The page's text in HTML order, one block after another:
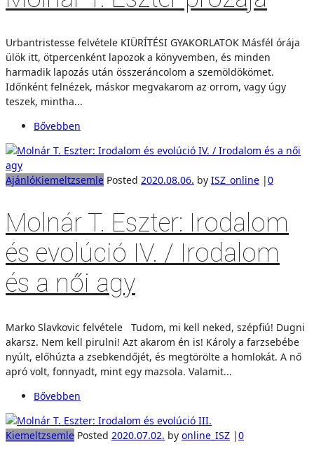
Urbantristesse felvétele KIÜRÍTÉSI GYAKORLATOK Másfél órája
ülök itt, ötpercenként lapozok a könyvemben, és minden
harmadik lapozás után összeráncolom a szemöldökömet.
Időnként felnézek, máskor megvakarom az orrom, vagy úgy
teszek, mintha...
Bővebben
AjánlóKiemeltzsemle Posted 2020.08.06. by ISZ_online |0
Molnár T. Eszter: Irodalom
és evolúció IV. / Irodalom
és a női agy
Marko Slavkovic felvétele Tudom, mi kell neked, szépfiú! Dugni
akarsz. Nem kell pirulni! Azt akarom én is! Károly a farzsebébe
nyúlt, előhúzta a zsebkendőjét, és megtörölte a homlokát. A nő
apró volt, fonnyadt, mint egy mazsola. Valamit...
Bővebben
Kiemeltzsemle Posted 2020.07.02. by online_ISZ |0